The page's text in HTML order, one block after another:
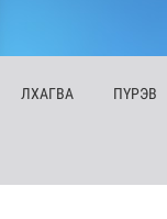
ЛХАГВА ПҮРЭВ